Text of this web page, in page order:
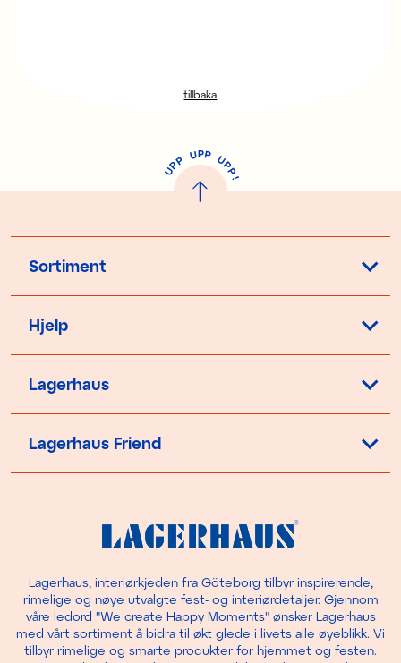
tillbaka
U
P
P UPP UP
P
!
Sortiment
Hjelp
Lagerhaus
Lagerhaus Friend
Lagerhaus, interiørkjeden fra Göteborg tilbyr inspirerende,
rimelige og nøye utvalgte fest- og interiørdetaljer. Gjennom
våre ledord "We create Happy Moments" ønsker Lagerhaus
med vårt sortiment å bidra til økt glede i livets alle øyeblikk. Vi
tilbyr rimelige og smarte produkter for hjemmet og festen.